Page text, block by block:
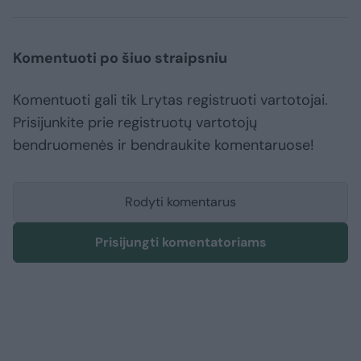
Komentuoti po šiuo straipsniu
Komentuoti gali tik Lrytas registruoti vartotojai.
Prisijunkite prie registruotų vartotojų
bendruomenės ir bendraukite komentaruose!
Rodyti komentarus
Prisijungti komentatoriams